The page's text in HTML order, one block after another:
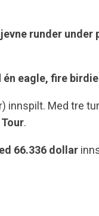
runder
én eagle, fire
innspilt. Med tre
.
66.336 dollar